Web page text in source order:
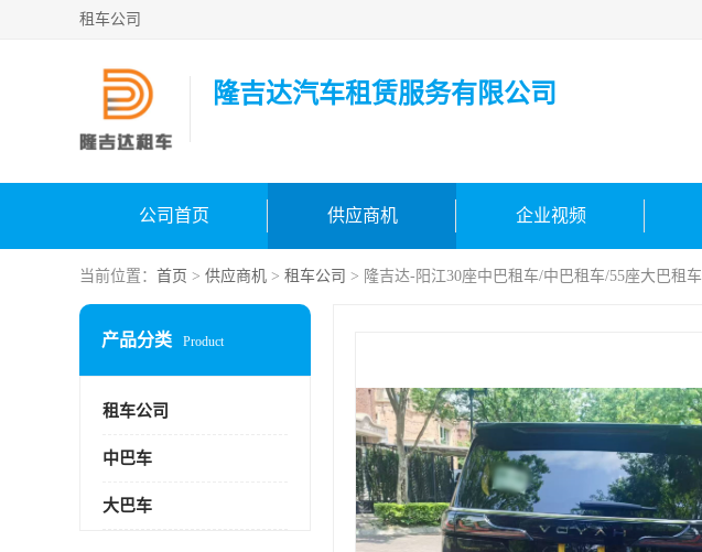
租车公司
隆吉达汽车租赁服务有限公司
公司首页 供应商机 企业视频
当前位置： 首页 > 供应商机 > 租车公司 > 隆吉达-阳江30座中巴租车/中巴租车/55座大巴租车
产品分类 Product
租车公司
中巴车
大巴车